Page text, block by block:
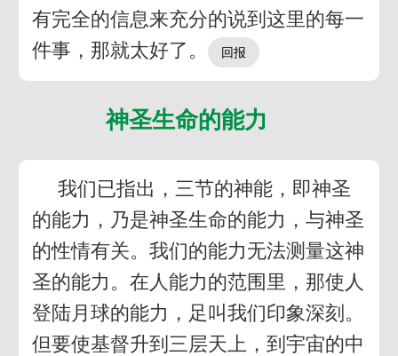
有完全的信息来充分的说到这里的每一
件事，那就太好了。
神圣生命的能力
我们已指出，三节的神能，即神圣
的能力，乃是神圣生命的能力，与神圣
的性情有关。我们的能力无法测量这神
圣的能力。在人能力的范围里，那使人
登陆月球的能力，足叫我们印象深刻。
但要使基督升到三层天上，到宇宙的中